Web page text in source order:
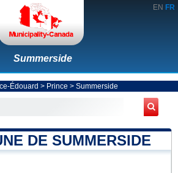
EN FR
Summerside
Édouard > Prince > Summerside
DE SUMMERSIDE